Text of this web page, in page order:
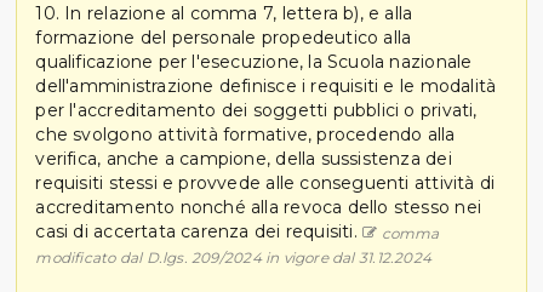
10. In relazione al comma 7, lettera b), e alla
formazione del personale propedeutico alla
qualificazione per l'esecuzione, la Scuola nazionale
dell'amministrazione definisce i requisiti e le modalità
per l'accreditamento dei soggetti pubblici o privati,
che svolgono attività formative, procedendo alla
verifica, anche a campione, della sussistenza dei
requisiti stessi e provvede alle conseguenti attività di
accreditamento nonché alla revoca dello stesso nei
casi di accertata carenza dei requisiti.
comma
modificato dal D.lgs. 209/2024 in vigore dal 31.12.2024